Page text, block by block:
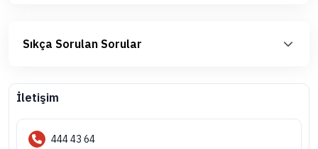
Sıkça Sorulan Sorular
İletişim
444 43 64